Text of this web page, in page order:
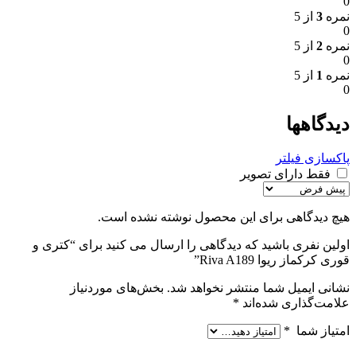
نمره 3 از 5
0
نمره 2 از 5
0
نمره 1 از 5
0
دیدگاهها
پاکسازی فیلتر
فقط دارای تصویر
هیچ دیدگاهی برای این محصول نوشته نشده است.
اولین نفری باشید که دیدگاهی را ارسال می کنید برای “کتری و
قوری کرکماز ریوا Riva A189”
نشانی ایمیل شما منتشر نخواهد شد. بخش‌های موردنیاز
علامت‌گذاری شده‌اند *
امتیاز شما *